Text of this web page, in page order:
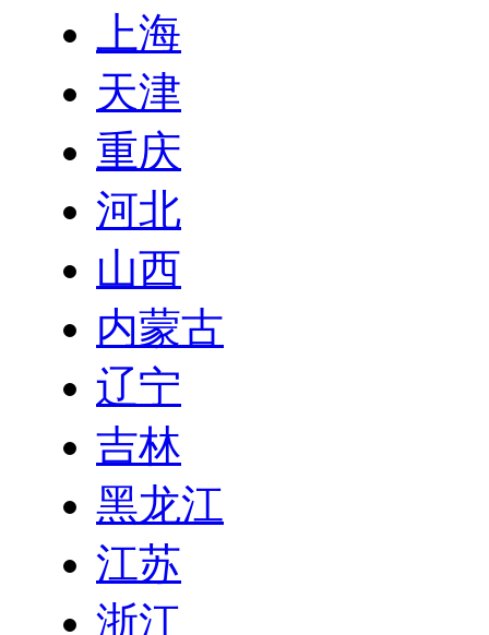
上海
天津
重庆
河北
山西
内蒙古
辽宁
吉林
黑龙江
江苏
浙江